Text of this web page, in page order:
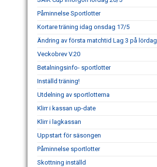
Påminnelse Sportlotter
Kortare träning idag onsdag 17/5
Ändring av första matchtid Lag 3 på lördag
Veckobrev V.20
Betalningsinfo- sportlotter
Inställd träning!
Utdelning av sportlotterna
Klirr i kassan up-date
Klirr i lagkassan
Uppstart för säsongen
Påminnelse sportlotter
Skottning inställd